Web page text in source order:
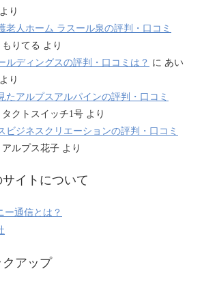
り
老人ホーム ラスール泉の評判・口コミ
もりてる より
ルディングスの評判・口コミは？ に あい
り
たアルプスアルパインの評判・口コミ
タクトスイッチ1号 より
ビジネスクリエーションの評判・口コミ
アルプス花子 より
イトについて
ー通信とは？
クアップ